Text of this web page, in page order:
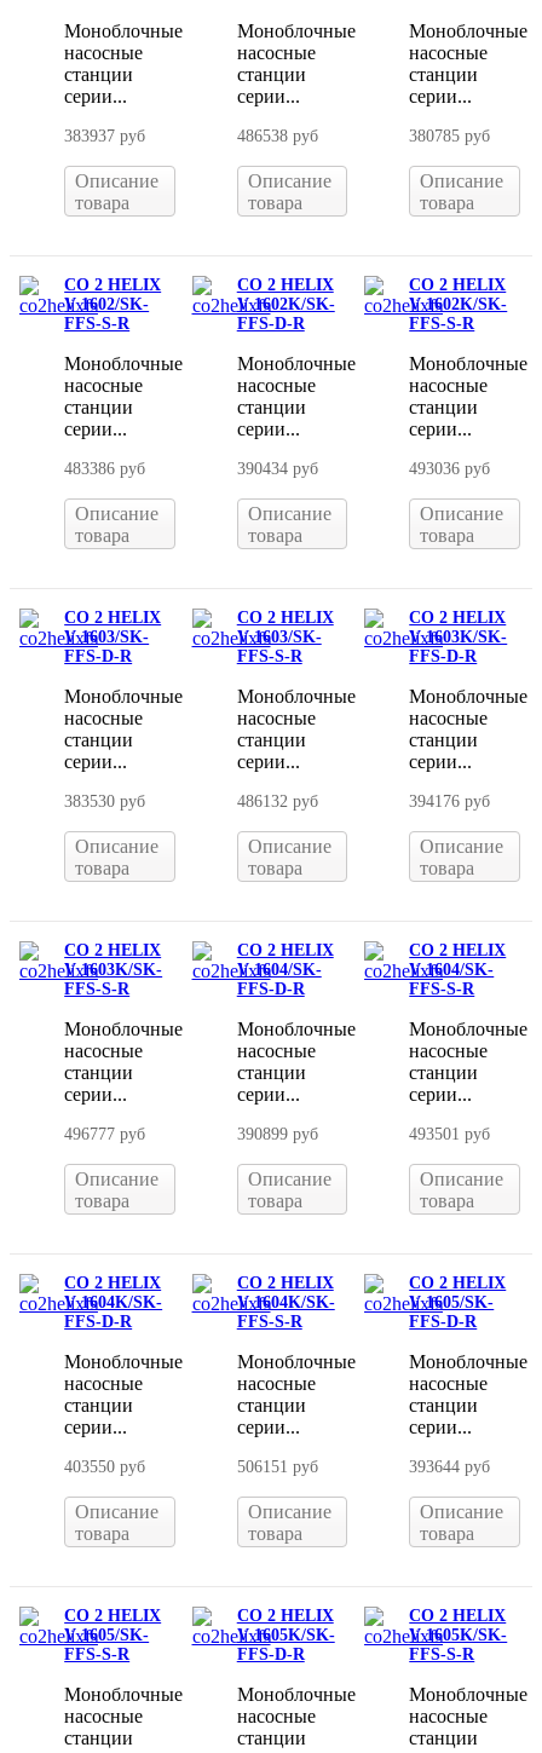
Моноблочные
насосные
станции
серии...
383937 руб
Описание
товара
Моноблочные
насосные
станции
серии...
486538 руб
Описание
товара
Моноблочные
насосные
станции
серии...
380785 руб
Описание
товара
CO 2 HELIX
V 1602/SK-
FFS-S-R
Моноблочные
насосные
станции
серии...
483386 руб
Описание
товара
CO 2 HELIX
V 1602K/SK-
FFS-D-R
Моноблочные
насосные
станции
серии...
390434 руб
Описание
товара
CO 2 HELIX
V 1602K/SK-
FFS-S-R
Моноблочные
насосные
станции
серии...
493036 руб
Описание
товара
CO 2 HELIX
V 1603/SK-
FFS-D-R
Моноблочные
насосные
станции
серии...
383530 руб
Описание
товара
CO 2 HELIX
V 1603/SK-
FFS-S-R
Моноблочные
насосные
станции
серии...
486132 руб
Описание
товара
CO 2 HELIX
V 1603K/SK-
FFS-D-R
Моноблочные
насосные
станции
серии...
394176 руб
Описание
товара
CO 2 HELIX
V 1603K/SK-
FFS-S-R
Моноблочные
насосные
станции
серии...
496777 руб
Описание
товара
CO 2 HELIX
V 1604/SK-
FFS-D-R
Моноблочные
насосные
станции
серии...
390899 руб
Описание
товара
CO 2 HELIX
V 1604/SK-
FFS-S-R
Моноблочные
насосные
станции
серии...
493501 руб
Описание
товара
CO 2 HELIX
V 1604K/SK-
FFS-D-R
Моноблочные
насосные
станции
серии...
403550 руб
Описание
товара
CO 2 HELIX
V 1604K/SK-
FFS-S-R
Моноблочные
насосные
станции
серии...
506151 руб
Описание
товара
CO 2 HELIX
V 1605/SK-
FFS-D-R
Моноблочные
насосные
станции
серии...
393644 руб
Описание
товара
CO 2 HELIX
V 1605/SK-
FFS-S-R
Моноблочные
насосные
станции
CO 2 HELIX
V 1605K/SK-
FFS-D-R
Моноблочные
насосные
станции
CO 2 HELIX
V 1605K/SK-
FFS-S-R
Моноблочные
насосные
станции